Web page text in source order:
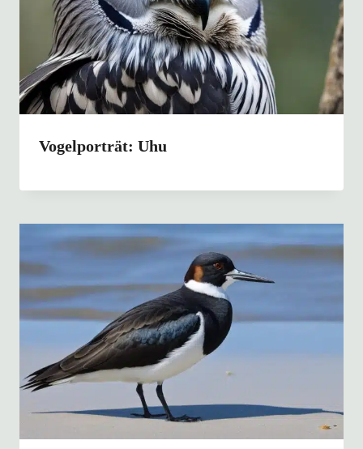
Vogelporträt: Uhu